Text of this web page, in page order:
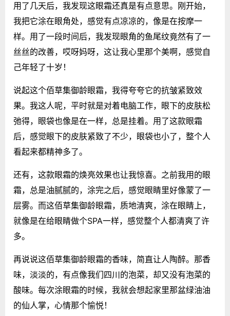
用了几天后，我发现这眼霜还真是有点意思。刚开始，
我把它涂在眼角处，感觉有点凉凉的，像是在按摩一
样。用了一段时间后，我发现眼角的鱼尾纹竟然有了一
丝丝的改善，哎呀妈呀，这让我心里那个美啊，感觉自
己年轻了十岁！
说起这个佰草集御龄眼霜，我得夸夸它的抗皱紧致效
果。我这人呢，平时就是对着电脑工作，眼下的皮肤松
弛得，眼袋也像是在一样，总是挂着。用了这款眼霜
后，感觉眼下的皮肤紧致了不少，眼袋也小了，整个人
看起来都精神多了。
还有，这款眼霜的焕亮效果也让我惊喜。之前我用的眼
霜，总是油腻腻的，涂完之后，感觉眼睛里好像蒙了一
层雾。而这佰草集御龄眼霜，质地清爽，涂在眼睛上，
就像是在给眼睛做个SPA一样，感觉整个人都清爽了许
多。
再说说这佰草集御龄眼霜的香味，简直让人陶醉。那香
味，淡淡的，有点像我们四川的泡菜，却又没有泡菜的
酸味。每次涂眼霜的时候，我就会想起家里那盆绿油油
的仙人掌，心情那个愉悦！